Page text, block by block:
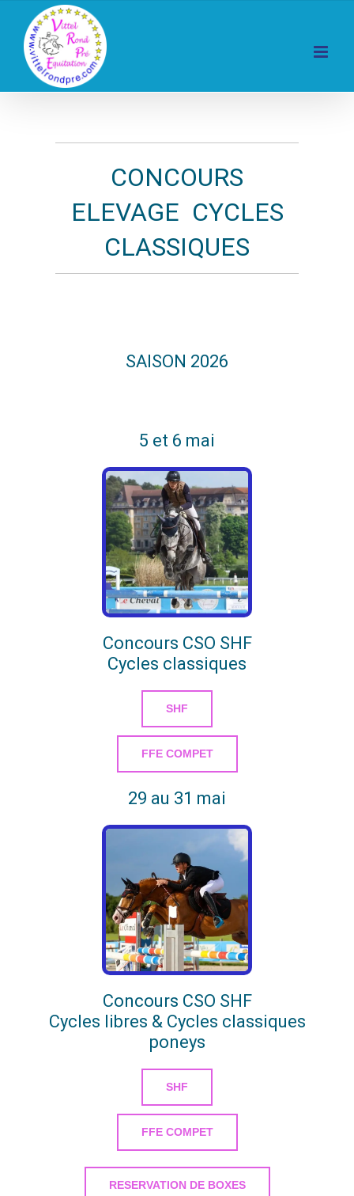
content
CONCOURS
ELEVAGE CYCLES
CLASSIQUES
SAISON 2026
5 et 6 mai
Concours CSO SHF
Cycles classiques
SHF
FFE COMPET
29 au 31 mai
Concours CSO SHF
Cycles libres & Cycles classiques
poneys
SHF
FFE COMPET
RESERVATION DE BOXES